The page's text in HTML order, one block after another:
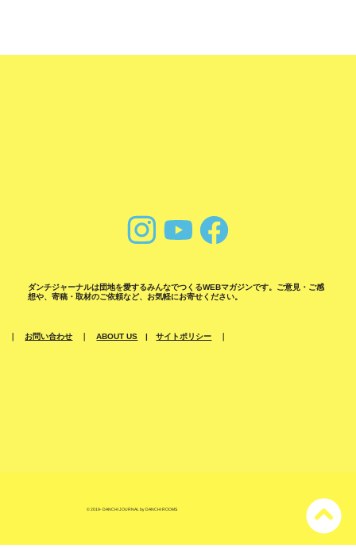
お問い合わせ ｜ABOUT US |サイトポリシー
ダンチジャーナルは団地を愛するみんなでつくるWEBマガジンです。ご意見・ご感
想や、寄稿・取材のご依頼など、お気軽にお寄せください。
© 2019- DANCHI JOURNAL by DANCHI ROOMS